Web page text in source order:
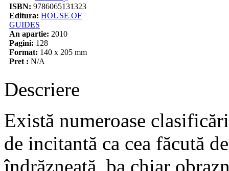
ISBN: 9786065131323
Editura: HOUSE OF
GUIDES
An apartie: 2010
Pagini: 128
Format: 140 x 205 mm
Pret : N/A
Descriere
Există numeroase
de incitantă ca cea făcută
îndrăzneaţă, ba chiar